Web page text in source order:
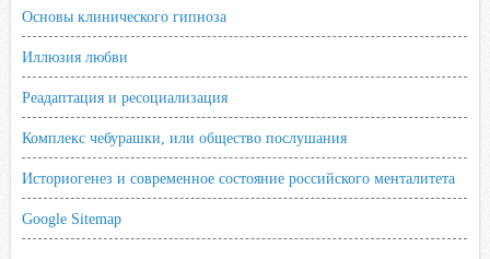
Основы клинического гипноза
Иллюзия любви
Реадаптация и ресоциализация
Комплекс чебурашки, или общество послушания
Историогенез и современное состояние российского менталитета
Google Sitemap